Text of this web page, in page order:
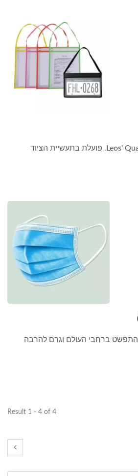
Leos' Quality Products Co., Ltd. פועלת בתעשיית הציוד
בשנת 2020, קוביד-19 התפשט ברחבי העולם וגרם להרבה
Result 1 - 4 of 4